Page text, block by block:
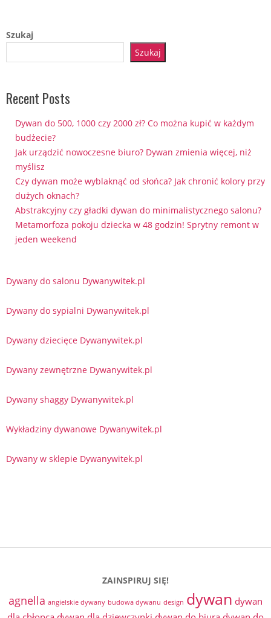
Szukaj
Szukaj
Recent Posts
Dywan do 500, 1000 czy 2000 zł? Co można kupić w każdym
budżecie?
Jak urządzić nowoczesne biuro? Dywan zmienia więcej, niż
myślisz
Czy dywan może wyblaknąć od słońca? Jak chronić kolory przy
dużych oknach?
Abstrakcyjny czy gładki dywan do minimalistycznego salonu?
Metamorfoza pokoju dziecka w 48 godzin! Sprytny remont w
jeden weekend
Dywany do salonu Dywanywitek.pl
Dywany do sypialni Dywanywitek.pl
Dywany dziecięce Dywanywitek.pl
Dywany zewnętrzne Dywanywitek.pl
Dywany shaggy Dywanywitek.pl
Wykładziny dywanowe Dywanywitek.pl
Dywany w sklepie Dywanywitek.pl
ZAINSPIRUJ SIĘ!
agnella angielskie dywany budowa dywanu design dywan dywan